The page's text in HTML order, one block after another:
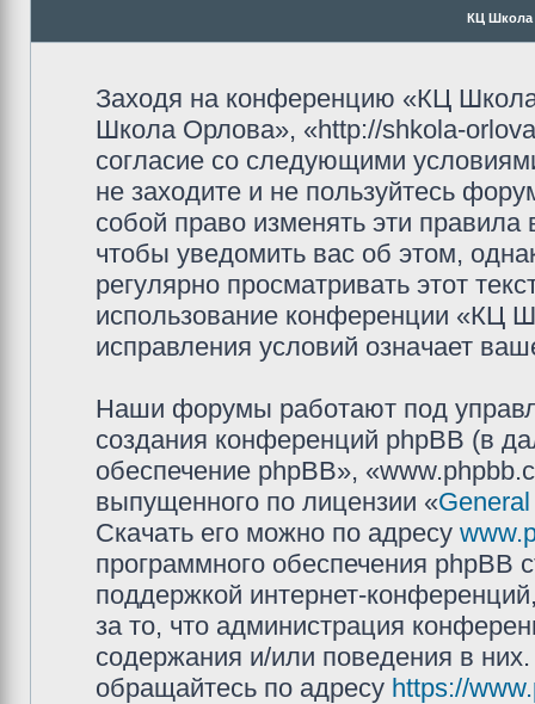
КЦ Школа
Заходя на конференцию «КЦ
Школа Орлова», «http://shkola-
согласие со следующими
не заходите и не пользуйтесь
собой право изменять эти
чтобы уведомить вас об этом,
регулярно просматривать этот
использование конференции «КЦ
исправления условий означает
Наши форумы работают под
создания конференций phpBB (в
обеспечение phpBB»,
выпущенного по лицензии «
Скачать его можно по адресу
программного обеспечения phpBB
поддержкой интернет-
за то, что администрация
содержания и/или поведения в
обращайтесь по адресу https://